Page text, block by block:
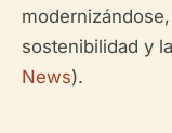
sostenibilidad y
News).